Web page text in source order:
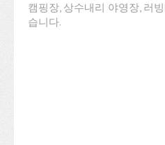
캠핑장, 상수내리 야영장, 러
습니다.